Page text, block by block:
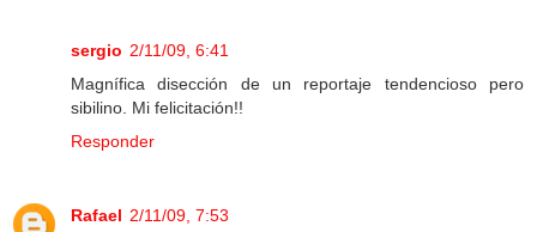
sergio 2/11/09, 6:41
Magnífica disección de un reportaje tendencioso pero
sibilino. Mi felicitación!!
Responder
Rafael 2/11/09, 7:53